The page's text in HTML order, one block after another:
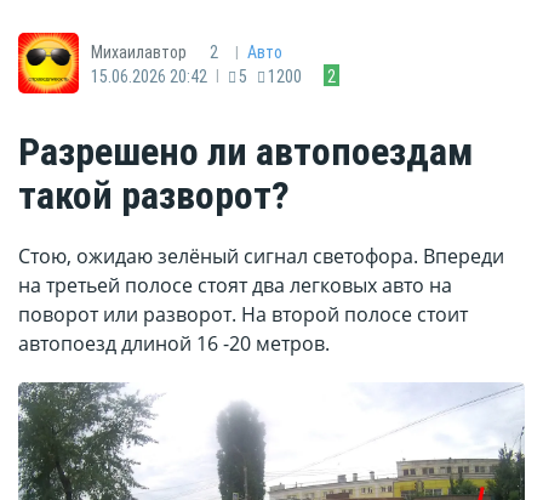
Михаилавтор 2 | Авто
15.06.2026 20:42 | 5 1200 2
Разрешено ли автопоездам
такой разворот?
Стою, ожидаю зелёный сигнал светофора. Впереди
на третьей полосе стоят два легковых авто на
поворот или разворот. На второй полосе стоит
автопоезд длиной 16 -20 метров.